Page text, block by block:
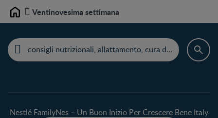
Home Ventinovesima settimana
Nestlé FamilyNes – Un Buon Inizio Per Crescere Bene Italy